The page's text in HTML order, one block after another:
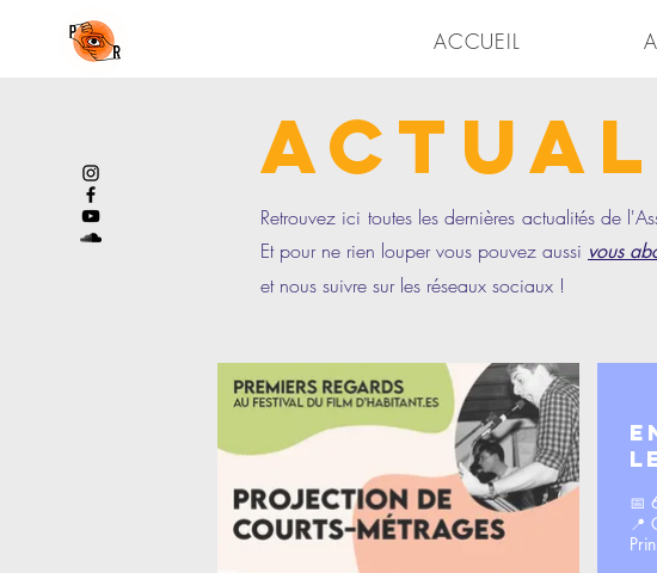
ACCUEIL
Retrouvez ici toutes les dernières actualités de
Et pour ne rien louper vous pouvez aussi vous
et nous suivre sur les réseaux sociaux !
📅
📍